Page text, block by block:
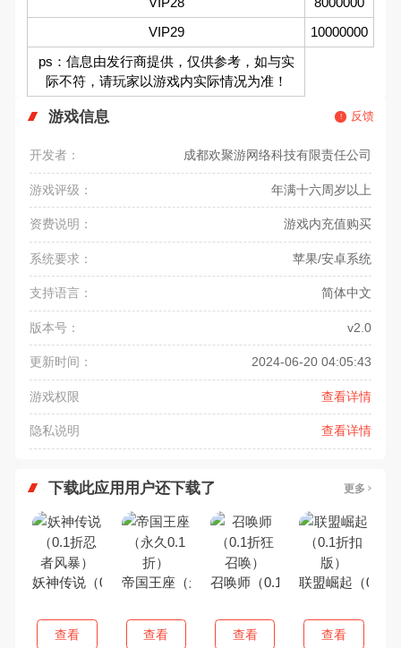
VIP29
10000000
ps：信息由发行商提供，仅供参考，如与实
际不符，请玩家以游戏内实际情况为准！
游戏信息 反馈
开发者： 成都欢聚游网络科技有限责任公司
游戏评级： 年满十六周岁以上
资费说明： 游戏内充值购买
系统要求： 苹果/安卓系统
支持语言： 简体中文
版本号： v2.0
更新时间： 2024-06-20 04:05:43
游戏权限 查看详情
隐私说明 查看详情
下载此应用用户还下载了 更多
妖神传说（0.1折忍者风暴）
查看
帝国王座（永久0.1折）
查看
召唤师（0.1折狂召唤）
查看
联盟崛起（0.1
查看